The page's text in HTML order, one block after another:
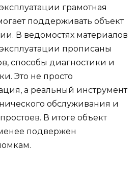
грамотная
поддерживать объект
В ведомостях материалов
прописаны
способы диагностики и
Это не просто
а реальный инструмент
обслуживания и
В итоге объект
подвержен